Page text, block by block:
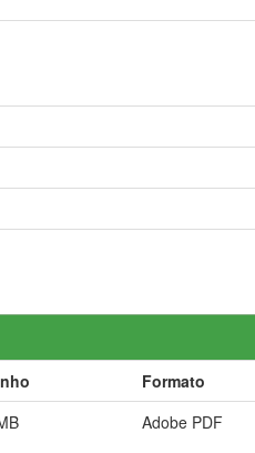
Formato
Adobe PDF